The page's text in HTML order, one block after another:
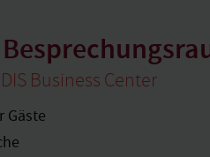
Business Center
Gäste